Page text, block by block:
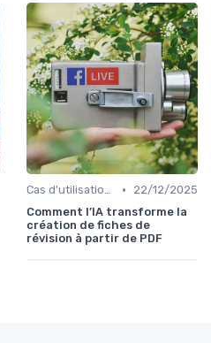
Cas d'utilisation IA Business •
22/12/2025
Comment l’IA transforme la
création de fiches de
révision à partir de PDF